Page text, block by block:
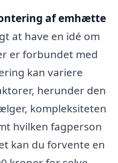
af emhætte
at have en idé om
er forbundet med
kan variere
herunder den
kompleksiteten
hvilken fagperson
kan du forvente en